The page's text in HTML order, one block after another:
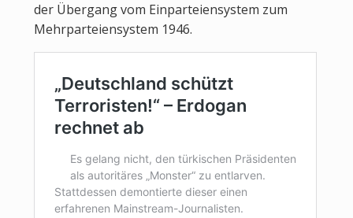
der Übergang vom Einparteiensystem zum
Mehrparteiensystem 1946.